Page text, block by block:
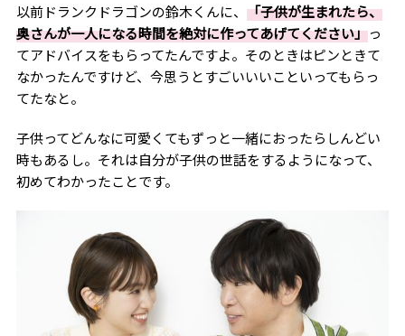
以前ドランクドラゴンの鈴木くんに、 「子供が生まれたら、
奥さんが一人になる時間を絶対に作ってあげてください」っ
てアドバイスをもらってたんですよ。そのときはピンときて
なかったんですけど、今思うとすごいいいこといってもらっ
てたなと。
子供ってどんなに可愛くてもずっと一緒におったらしんどい
時もあるし。それは自分が子供の世話をするようになって、
初めてわかったことです。